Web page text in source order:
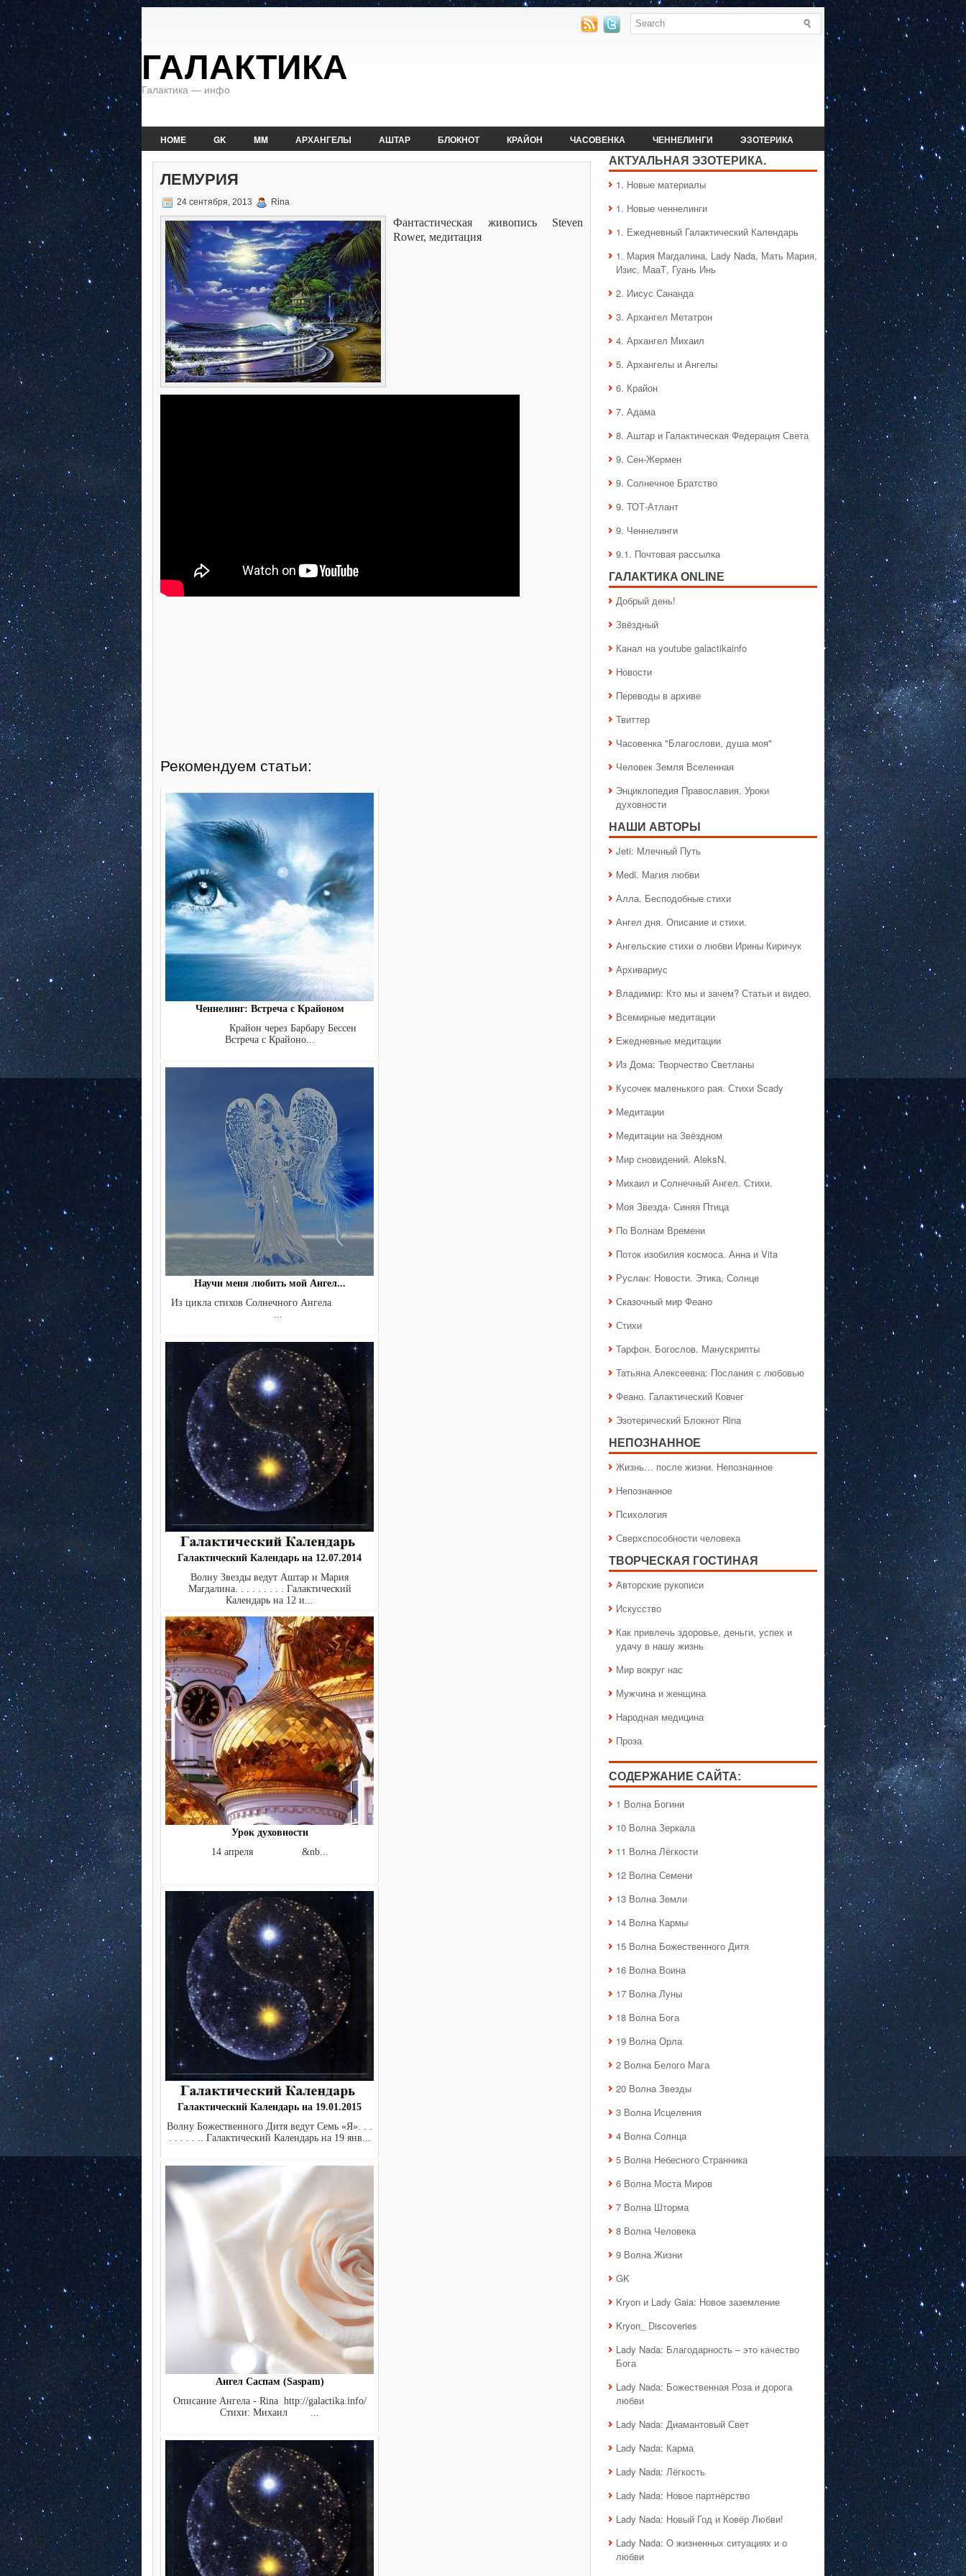
ГАЛАКТИКА
Галактика — инфо
HOME GK MM АРХАНГЕЛЫ АШТАР БЛОКНОТ КРАЙОН ЧАСОВЕНКА ЧЕННЕЛИНГИ ЭЗОТЕРИКА
ЛЕМУРИЯ
24 сентября, 2013 Rina
Фантастическая живопись Steven
Rower, медитация
Рекомендуем статьи:
Ченнелинг: Встреча с Крайоном
Крайон через Барбару Бессен
Встреча с Крайоно...
Научи меня любить мой Ангел...
Из цикла стихов Солнечного Ангела
Галактический Календарь на 12.07.2014
Волну Звезды ведут Аштар и Мария
Магдалина. . . . . . . . . Галактический
Календарь на 12 и...
Урок духовности
14 апреля &nb...
Галактический Календарь на 19.01.2015
Волну Божественного Дитя ведут Семь «Я». . .
. . . . . .. Галактический Календарь на 19 янв...
Ангел Саспам (Saspam)
Описание Ангела - Rina http://galactika.info/
Стихи: Михаил ...
АКТУАЛЬНАЯ ЭЗОТЕРИКА.
1. Hовые материалы
1. Hовые ченнелинги
1. Ежедневный Галактический Календарь
1. Мария Магдалина, Lady Nada, Мать Мария,
Изис, МааТ, Гуань Инь
2. Иисус Сананда
3. Архангел Метатрон
4. Архангел Михаил
5. Архангелы и Ангелы
6. Крайон
7. Адама
8. Аштар и Галактическая Федерация Света
9. Сен-Жермен
9. Солнечное Братство
9. ТОТ-Атлант
9. Ченнелинги
9.1. Почтовая рассылка
ГАЛАКТИКA ONLINE
Добрый день!
Звёздный
Канал на youtube galactikainfo
Новости
Переводы в архиве
Твиттер
Часовенка "Благослови, душа моя"
Человек Земля Вселенная
Энциклопедия Православия. Уроки
духовности
НАШИ АВТОРЫ
Jeti: Млечный Путь
Medi. Магия любви
Алла. Бесподобные стихи
Ангел дня. Описание и стихи.
Ангельские стихи о любви Ирины Киричук
Архивариус
Владимир: Кто мы и зачем? Статьи и видео.
Всемирные медитации
Ежедневные медитации
Из Дома: Творчество Светланы
Кусочек маленького рая. Стихи Scady
Медитации
Медитации на Звёздном
Мир сновидений. AleksN.
Михаил и Солнечный Ангел. Стихи.
Моя Звезда- Синяя Птица
По Волнам Времени
Поток изобилия космоса. Анна и Vita
Руслан: Новости. Этика, Солнце
Сказочный мир Феано
Стихи
Тарфон. Богослов. Манускрипты
Татьяна Алексеевна: Послания с любовью
Феано. Галактический Ковчег
Эзотерический Блокнот Rina
НЕПОЗНАННОЕ
Жизнь… после жизни. Непознанное
Непознанное
Психология
Сверхспособности человека
ТВОРЧЕСКАЯ ГОСТИНАЯ
Авторские рукописи
Искусство
Как привлечь здоровье, деньги, успех и
удачу в нашу жизнь
Мир вокруг нас
Мужчина и женщина
Народная медицина
Проза
СОДЕРЖАНИЕ САЙТА:
1 Волна Богини
10 Волна Зеркала
11 Волна Лёгкости
12 Волна Семени
13 Волна Земли
14 Волна Кармы
15 Волна Божественного Дитя
16 Волна Воина
17 Волна Луны
18 Волна Бога
19 Волна Орла
2 Волна Белого Мага
20 Волна Звезды
3 Волна Исцеления
4 Волна Солнца
5 Волна Небесного Странника
6 Волна Моста Миров
7 Волна Шторма
8 Волна Человека
9 Волна Жизни
GK
Kryon и Lady Gaia: Новое заземление
Kryon_ Discoveries
Lady Nada: Благодарность – это качество
Бога
Lady Nada: Божественная Роза и дорога
любви
Lady Nada: Диамантовый Свет
Lady Nada: Карма
Lady Nada: Лёгкость
Lady Nada: Новое партнёрство
Lady Nada: Новый Год и Ковёр Любви!
Lady Nada: О жизненных ситуациях и о
любви